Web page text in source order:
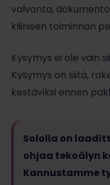
valvonta,
kliinisen toiminnan
Kysymys ei ole vain
Kysymys on siitä,
kestäviksi ennen
Sololla on
ohjaa tekoälyn
Kannustamme